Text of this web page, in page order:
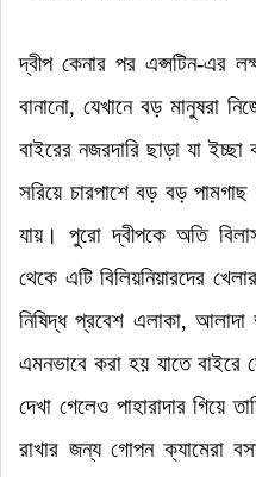
দ্বীপ কেনার পর এপ্সটিন-এর
বানানো, যেখানে বড় মানুষরা
বাইরের নজরদারি ছাড়া যা ইচ্ছা
সরিয়ে চারপাশে বড় বড় পামগাছ
যায়।পুরো দ্বীপকে অতি
থেকে এটি বিলিয়নিয়ারদের
নিষিদ্ধ প্রবেশ এলাকা,
এমনভাবে করা হয় যাতে বাইরে
দেখা গেলেও পাহারাদার গিয়ে
রাখার জন্য গোপন ক্যামেরা